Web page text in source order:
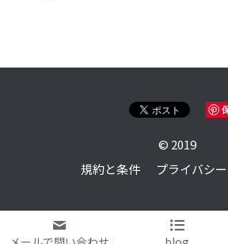
© 2019
規約と条件
プライバシ